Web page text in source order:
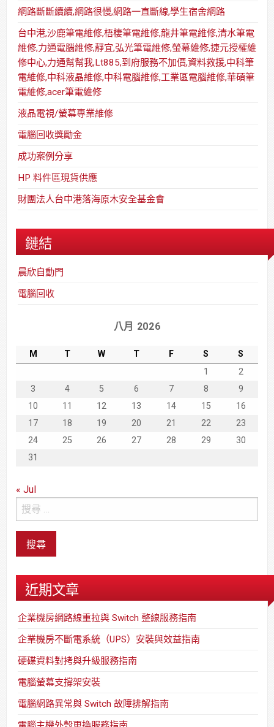
網路斷斷續續,網路很慢,網路一直斷線,學生宿舍網路
台中港,沙鹿筆電維修,梧棲筆電維修,龍井筆電維修,清水筆電
維修,力通電腦維修,靜宜,弘光筆電維修,螢幕維修,捷元授權維
修中心,力通幫幫我,Lt885,到府服務不加價,資料救援,中科筆
電維修,中科液晶維修,中科電腦維修,工業區電腦維修,華碩筆
電維修,acer筆電維修
液晶電視/螢幕專業維修
電腦回收獎勵金
成功案例分享
HP 料件區現貨供應
財團法人台中港落海原木安全基金會
鏈結
晨欣自動門
電腦回收
八月 2026
M T W T F S
S
1
2
3
4 5 6 7 8
9
10
11 12 13 14 15
16
17
18 19 20 21 22
23
24
25 26 27 28 29
30
31
« Jul
近期文章
企業機房網路線重拉與 Switch 整線服務指南
企業機房不斷電系統（UPS）安裝與效益指南
硬碟資料對拷與升級服務指南
電腦螢幕支撐架安裝
電腦網路異常與 Switch 故障排解指南